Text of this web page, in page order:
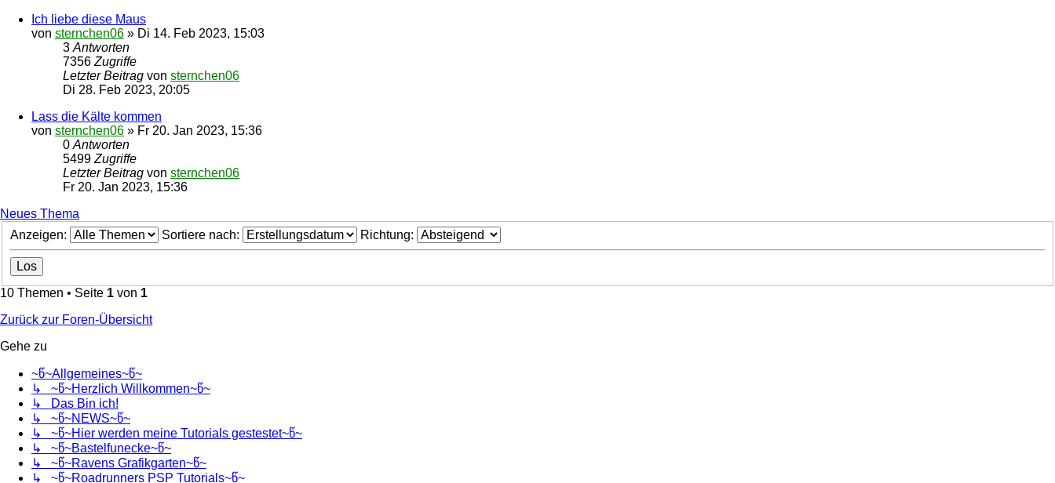
Ich liebe diese Maus
von sternchen06 » Di 14. Feb 2023, 15:03
3 Antworten
7356 Zugriffe
Letzter Beitrag von sternchen06
Di 28. Feb 2023, 20:05
Lass die Kälte kommen
von sternchen06 » Fr 20. Jan 2023, 15:36
0 Antworten
5499 Zugriffe
Letzter Beitrag von sternchen06
Fr 20. Jan 2023, 15:36
Neues Thema
Anzeigen:
Sortiere nach: Richtung:
10 Themen • Seite 1 von 1
Zurück zur Foren-Übersicht
Gehe zu
~წ~Allgemeines~წ~
↳ ~წ~Herzlich Willkommen~წ~
↳ Das Bin ich!
↳ ~წ~NEWS~წ~
↳ ~წ~Hier werden meine Tutorials gestestet~წ~
↳ ~წ~Bastelfunecke~წ~
↳ ~წ~Ravens Grafikgarten~წ~
↳ ~წ~Roadrunners PSP Tutorials~წ~